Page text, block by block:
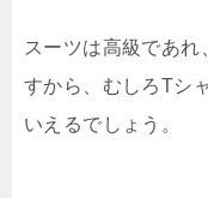
スーツは高級であ
すから、むしろTシ
いえるでしょう。